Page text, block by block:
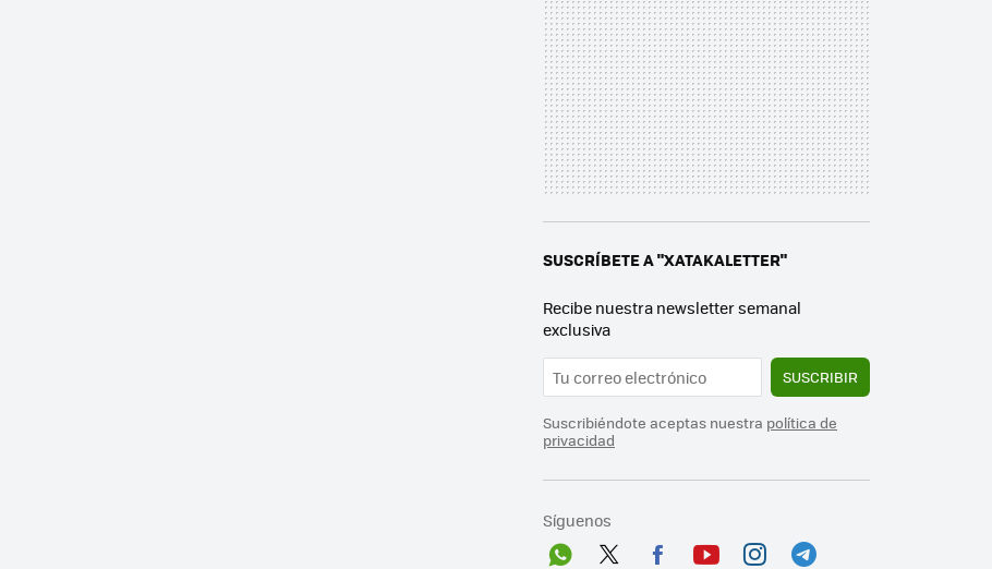
SUSCRÍBETE A "XATAKALETTER"
Recibe nuestra newsletter semanal
exclusiva
SUSCRIBIR
Suscribiéndote aceptas nuestra política de
privacidad
Síguenos